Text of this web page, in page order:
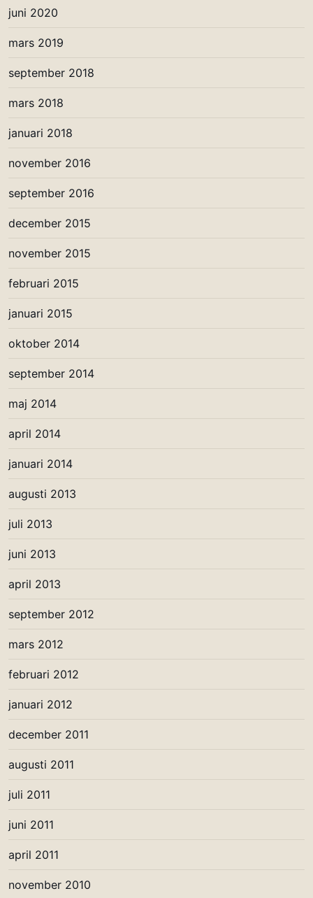
juni 2020
mars 2019
september 2018
mars 2018
januari 2018
november 2016
september 2016
december 2015
november 2015
februari 2015
januari 2015
oktober 2014
september 2014
maj 2014
april 2014
januari 2014
augusti 2013
juli 2013
juni 2013
april 2013
september 2012
mars 2012
februari 2012
januari 2012
december 2011
augusti 2011
juli 2011
juni 2011
april 2011
november 2010